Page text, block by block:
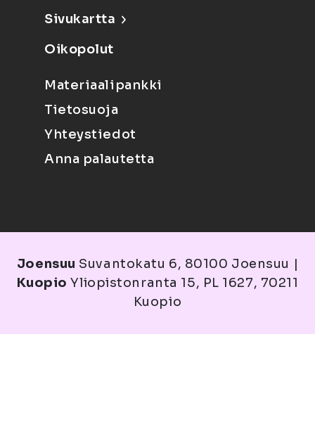
Sivukartta
Oikopolut
Materiaalipankki
Tietosuoja
Yhteystiedot
Anna palautetta
Joensuu Suvantokatu 6, 80100 Joensuu |
Kuopio Yliopistonranta 15, PL 1627, 70211
Kuopio